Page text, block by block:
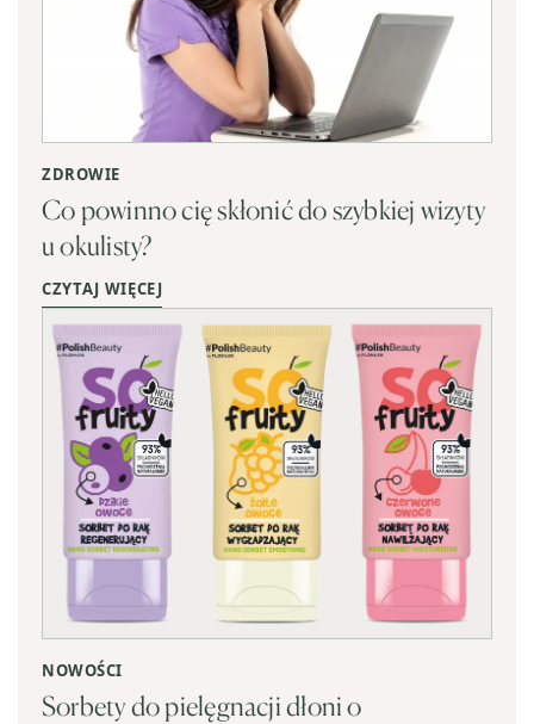
ZDROWIE
Co powinno cię skłonić do szybkiej wizyty
u okulisty?
CZYTAJ WIĘCEJ
NOWOŚCI
Sorbety do pielęgnacji dłoni o